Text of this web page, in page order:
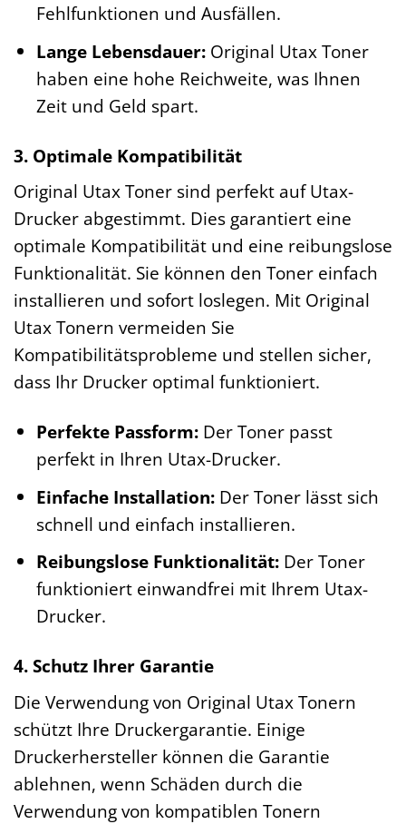
Fehlfunktionen und Ausfällen.
Lange Lebensdauer:Original Utax Toner
haben eine hohe Reichweite, was Ihnen
Zeit und Geld spart.
3. Optimale Kompatibilität
Original Utax Toner sind perfekt auf Utax-
Drucker abgestimmt. Dies garantiert eine
optimale Kompatibilität und eine reibungslose
Funktionalität. Sie können den Toner einfach
installieren und sofort loslegen. Mit Original
Utax Tonern vermeiden Sie
Kompatibilitätsprobleme und stellen sicher,
dass Ihr Drucker optimal funktioniert.
Perfekte Passform:Der Toner passt
perfekt in Ihren Utax-Drucker.
Einfache Installation:Der Toner lässt sich
schnell und einfach installieren.
Reibungslose Funktionalität:Der Toner
funktioniert einwandfrei mit Ihrem Utax-
Drucker.
4. Schutz Ihrer Garantie
Die Verwendung von Original Utax Tonern
schützt Ihre Druckergarantie. Einige
Druckerhersteller können die Garantie
ablehnen, wenn Schäden durch die
Verwendung von kompatiblen Tonern